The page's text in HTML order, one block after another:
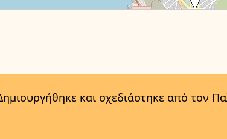
και σχεδιάστηκε από τον